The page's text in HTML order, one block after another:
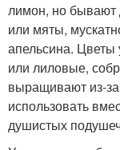
лимон, но бывают
или мяты,
апельсина. Цветы
или лиловые,
выращивают из-
использовать
душистых